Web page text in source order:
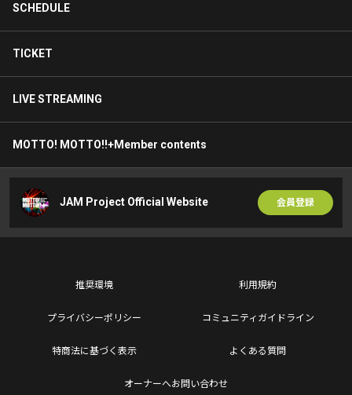
SCHEDULE
TICKET
LIVE STREAMING
MOTTO! MOTTO!!+Member contents
JAM Project Official Website 会員登録
推奨環境 利用規約
プライバシーポリシー コミュニティガイドライン
特商法に基づく表示 よくある質問
オーナーへお問い合わせ